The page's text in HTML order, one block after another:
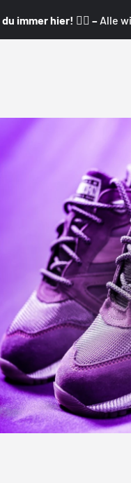
immer hier! 👇🏼 – Alle